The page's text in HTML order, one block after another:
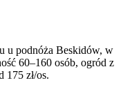
u podnóża Beskidów, w
60–160 osób, ogród z
175 zł/os.